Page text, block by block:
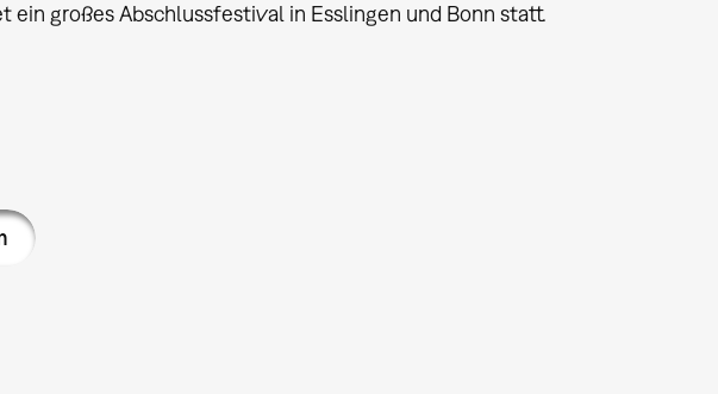
großes Abschlussfestival in Esslingen und Bonn statt.